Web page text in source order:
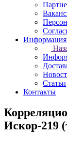
Информация
Статьи
Контакты
Искор-219